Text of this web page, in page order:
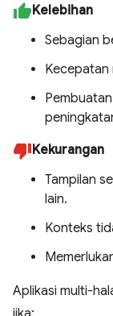
Kelebihan
Sebagian
Kecepatan
Kekurangan
Tampilan
lain.
Konteks
Aplikasi multi-